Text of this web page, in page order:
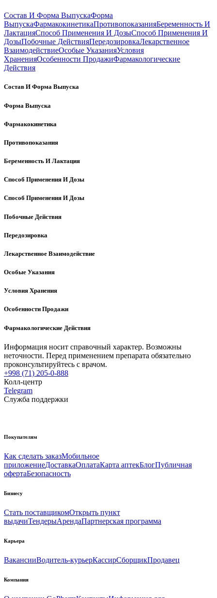
Состав И Форма ВыпускаФорма
ВыпускаФармакокинетикаПротивопоказанияБеременность И
ЛактацияСпособ Применения И ДозыСпособ Применения И
ДозыПобочные ДействияПередозировкаЛекарственное
ВзаимодействиеОсобые УказанияУсловия
ХраненияОсобенности ПродажиФармакологические
Действия
Состав И Форма Выпуска
Форма Выпуска
Фармакокинетика
Противопоказания
Беременность И Лактация
Способ Применения И Дозы
Способ Применения И Дозы
Побочные Действия
Передозировка
Лекарственное Взаимодействие
Особые Указания
Условия Хранения
Особенности Продажи
Фармакологические Действия
Информация носит справочный характер. Возможны
неточности. Перед применением препарата обязательно
проконсультируйтесь с врачом.
+998 (71) 205-0-888
Колл-центр
Telegram
Служба поддержки
Покупателям
Как сделать заказМобильное
приложениеДоставкаОплатаКарта аптекБлогПубличная
офертаБезопасность
Бизнесу
Стать поставщикомОткрыть пункт
выдачиТендерыАрендаПартнерская программа
Карьера
ВакансииВодитель-курьерКассирСборщикПродавец
Компания